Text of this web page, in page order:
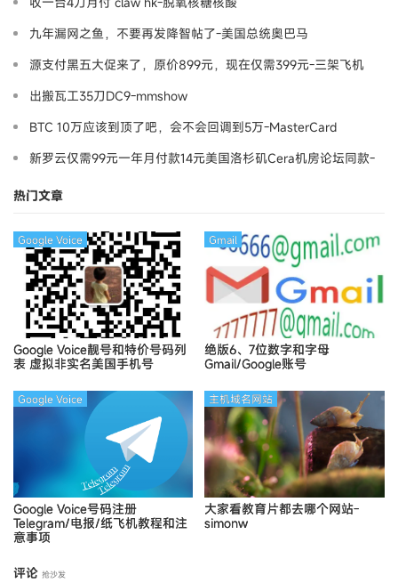
九年漏网之鱼，不要再发降智帖了-美国总统奥巴马
源支付黑五大促来了，原价899元，现在仅需399元-三架飞机
出搬瓦工35刀DC9-mmshow
BTC 10万应该到顶了吧，会不会回调到5万-MasterCard
新罗云仅需99元一年月付款14元美国洛杉矶Cera机房论坛同款-
热门文章
Google Voice靓号和特价号码列
表 虚拟非实名美国手机号
Google Voice
绝版6、7位数字和字母
Gmail/Google账号
Gmail
Google Voice号码注册
Telegram/电报/纸飞机教程和注
意事项
Google Voice
大家看教育片都去哪个网站-
simonw
主机域名网站
评论 抢沙发